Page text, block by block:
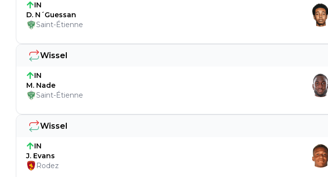
Wissel
IN
J. Evans
Rodez
Wissel
IN
M. Nade
Saint-Étienne
IN
D. N´Guessan
Saint-Étienne